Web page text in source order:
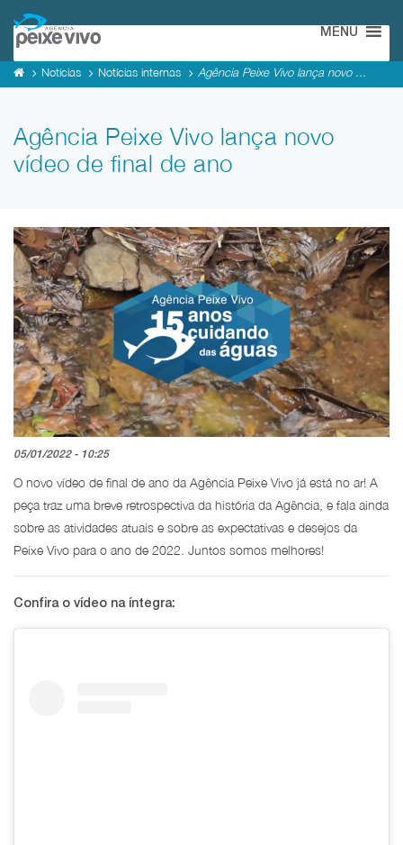
MENU
Notícias Notícias internas Agência Peixe Vivo lança novo ...
Agência Peixe Vivo lança novo
vídeo de final de ano
05/01/2022 - 10:25
O novo vídeo de final de ano da Agência Peixe Vivo já está no ar! A
peça traz uma breve retrospectiva da história da Agência, e fala ainda
sobre as atividades atuais e sobre as expectativas e desejos da
Peixe Vivo para o ano de 2022. Juntos somos melhores!
Confira o vídeo na íntegra: